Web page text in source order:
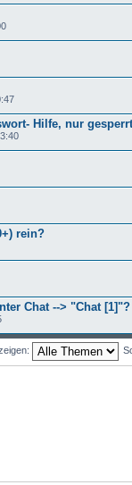
Hilfe, nur
rein?
Chat --> "Chat [1]"?